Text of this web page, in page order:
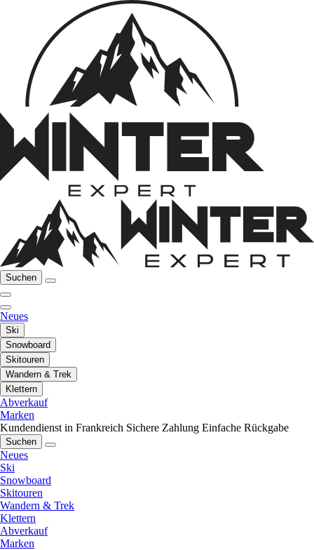
Suchen
Neues
Ski
Snowboard
Skitouren
Wandern & Trek
Klettern
Abverkauf
Marken
Kundendienst in Frankreich Sichere Zahlung Einfache Rückgabe
Suchen
Neues
Ski
Snowboard
Skitouren
Wandern & Trek
Klettern
Abverkauf
Marken